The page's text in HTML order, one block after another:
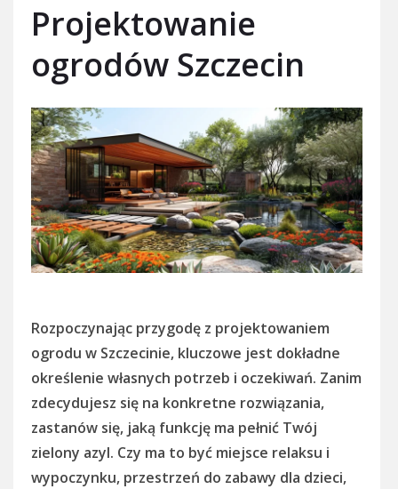
Projektowanie
ogrodów Szczecin
Rozpoczynając przygodę z projektowaniem
ogrodu w Szczecinie, kluczowe jest dokładne
określenie własnych potrzeb i oczekiwań. Zanim
zdecydujesz się na konkretne rozwiązania,
zastanów się, jaką funkcję ma pełnić Twój
zielony azyl. Czy ma to być miejsce relaksu i
wypoczynku, przestrzeń do zabawy dla dzieci,